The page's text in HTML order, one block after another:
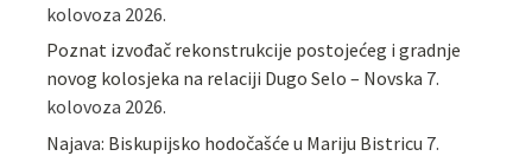
kolovoza 2026.
Poznat izvođač rekonstrukcije postojećeg i gradnje
novog kolosjeka na relaciji Dugo Selo – Novska 7.
kolovoza 2026.
Najava: Biskupijsko hodočašće u Mariju Bistricu 7.